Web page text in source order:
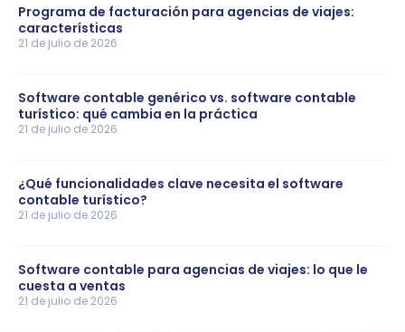
Programa de facturación para agencias de viajes:
características
21 de julio de 2026
Software contable genérico vs. software contable
turístico: qué cambia en la práctica
21 de julio de 2026
¿Qué funcionalidades clave necesita el software
contable turístico?
21 de julio de 2026
Software contable para agencias de viajes: lo que le
cuesta a ventas
21 de julio de 2026